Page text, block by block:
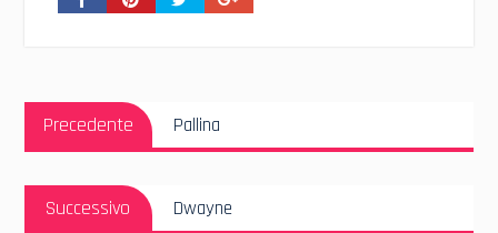
Navigazione
articoli
Precedente
Articolo
Precedente:
Pallina
Successivo
Successivo:
Dwayne